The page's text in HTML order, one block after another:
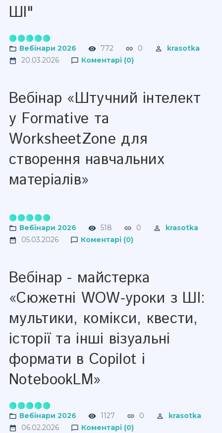
ШІ"
Вебінари 2026 772 0
krasotka
20.03.2026
Коментарі (0)
Вебінар «Штучний інтелект
у Formative та
WorksheetZone для
створення навчальних
матеріалів»
Вебінари 2026 518 0
krasotka
05.03.2026
Коментарі (0)
Вебінар - майстерка
«Сюжетні WOW-уроки з ШІ:
мультики, комікси, квести,
історії та інші візуальні
формати в Copilot і
NotebookLM»
Вебінари 2026 1127 0
krasotka
06.02.2026
Коментарі (0)